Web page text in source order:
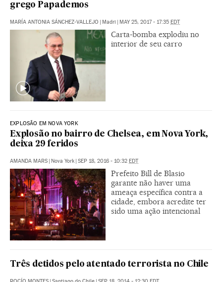
grego Papademos
MARÍA ANTONIA SÁNCHEZ-VALLEJO | Madri | MAY 25, 2017 - 17:35 EDT
Carta-bomba explodiu no
interior de seu carro
EXPLOSÃO EM NOVA YORK
Explosão no bairro de Chelsea, em Nova York,
deixa 29 feridos
AMANDA MARS | Nova York | SEP 18, 2016 - 10:32 EDT
Prefeito Bill de Blasio
garante não haver uma
ameaça específica contra a
cidade, embora acredite ter
sido uma ação intencional
Três detidos pelo atentado terrorista no Chile